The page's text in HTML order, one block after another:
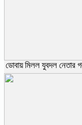
ডোবায় মিলল যুবদল নেতার